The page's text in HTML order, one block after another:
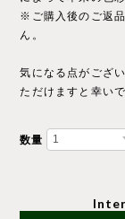
※ご購入後のご返
ん。
気になる点がござ
ただけますと幸いで
数量